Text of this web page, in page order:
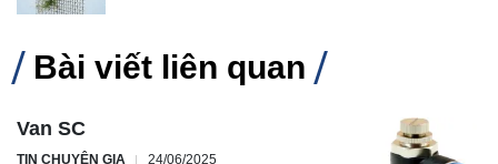
Bài viết liên quan
Van SC
TIN CHUYÊN GIA 24/06/2025